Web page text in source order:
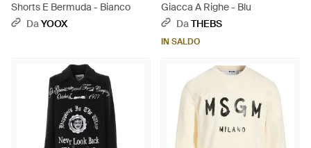
Shorts E Bermuda - Bianco
DaYOOX
Giacca A Righe - Blu
DaTHEBS
IN SALDO